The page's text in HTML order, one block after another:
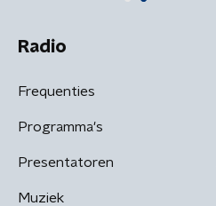
Radio
Frequenties
Programma's
Presentatoren
Muziek